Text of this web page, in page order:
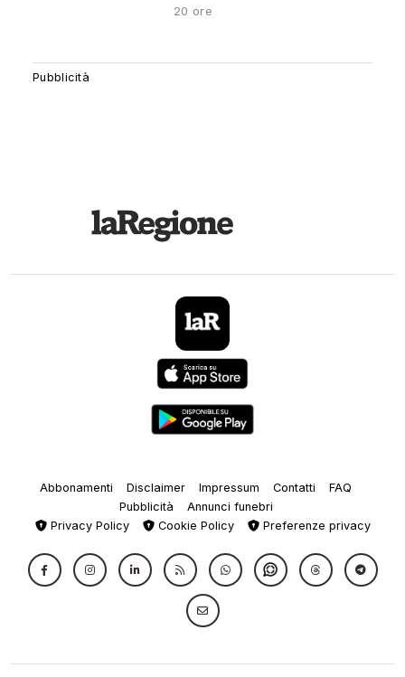
20 ore
Abbonamenti Disclaimer Impressum Contatti
FAQ
Pubblicità
Annunci funebri
Privacy Policy
Cookie Policy Preferenze privacy